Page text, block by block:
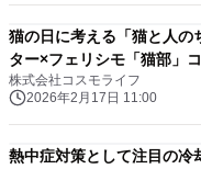
猫の日に考える「猫と人の
ター×フェリシモ「猫部」
株式会社コスモライフ
2026年2月17日 11:00
熱中症対策として注目の冷